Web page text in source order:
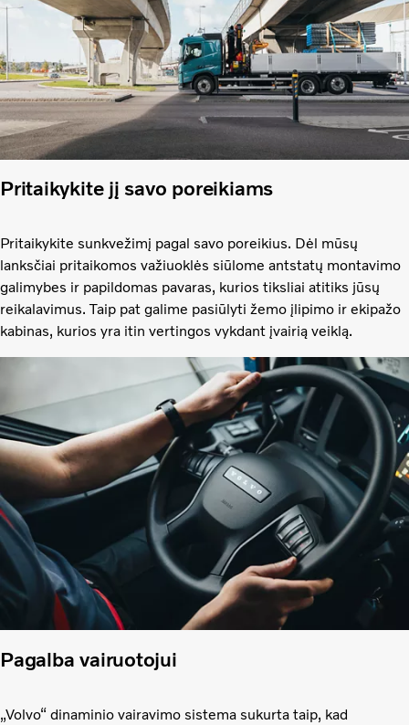
Pritaikykite jį savo poreikiams
Pritaikykite sunkvežimį pagal savo poreikius. Dėl mūsų
lanksčiai pritaikomos važiuoklės siūlome antstatų montavimo
galimybes ir papildomas pavaras, kurios tiksliai atitiks jūsų
reikalavimus. Taip pat galime pasiūlyti žemo įlipimo ir ekipažo
kabinas, kurios yra itin vertingos vykdant įvairią veiklą.
Pagalba vairuotojui
„Volvo“ dinaminio vairavimo sistema sukurta taip, kad